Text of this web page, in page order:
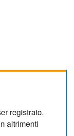
registrato.
altrimenti